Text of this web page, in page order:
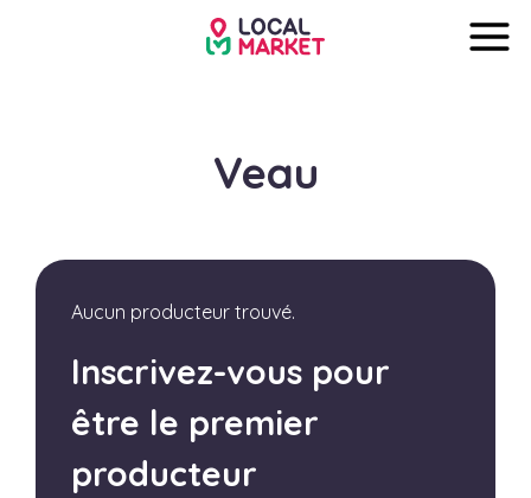
Veau
Aucun producteur trouvé.
Inscrivez-vous pour
être le premier
producteur